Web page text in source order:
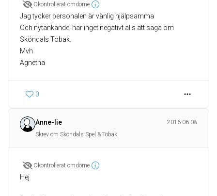
Okontrollerat omdöme
Jag tycker personalen är vänlig hjälpsamma
Och nytänkande, har inget negativt alls att säga om
Sköndals Tobak.
Mvh
0
Anne-lie
2016-06-08
Skrev om Sköndals Spel & Tobak
Okontrollerat omdöme
Hej